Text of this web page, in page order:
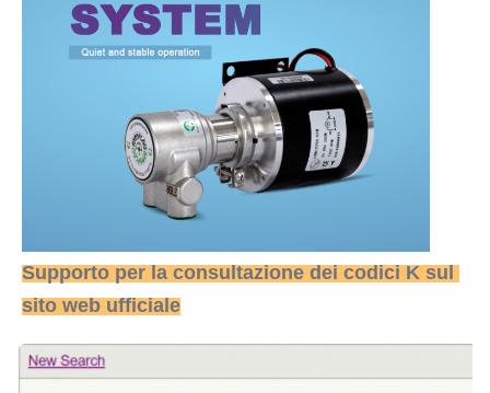
Supporto per la consultazione dei codici K sul
sito web ufficiale